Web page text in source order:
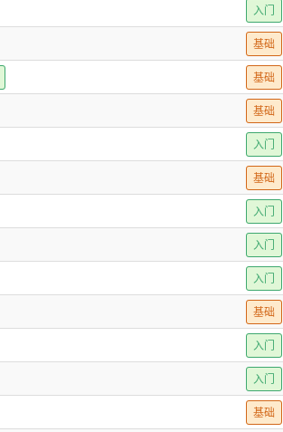
入门
基础
基础
基础
入门
基础
入门
入门
入门
基础
入门
入门
基础